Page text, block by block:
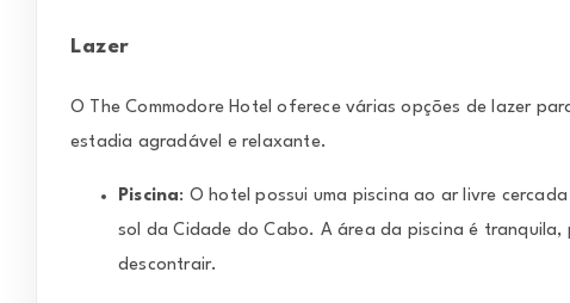
Lazer
O The Commodore Hotel oferece várias opções de lazer
estadia agradável e relaxante.
Piscina: O hotel possui uma piscina ao ar livre
sol da Cidade do Cabo. A área da piscina é
descontrair.